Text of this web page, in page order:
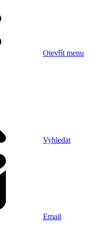
Otevřít menu
Vyhledat
Email